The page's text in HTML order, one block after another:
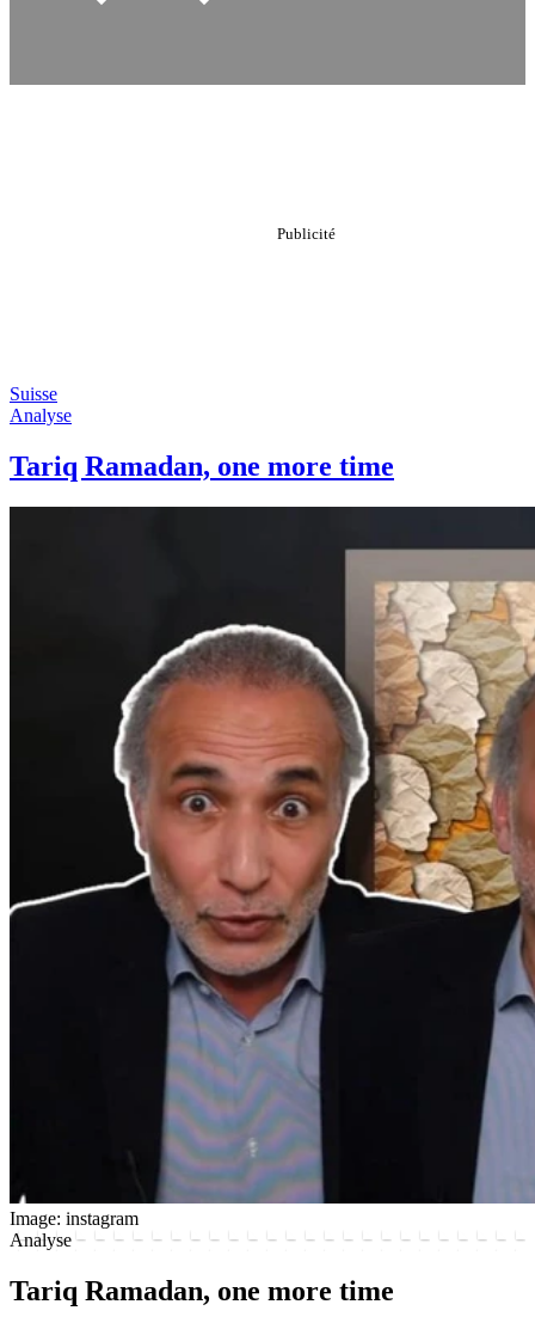
Suisse
Analyse
Tariq Ramadan, one more time
Image: instagram
Analyse
Tariq Ramadan, one more time